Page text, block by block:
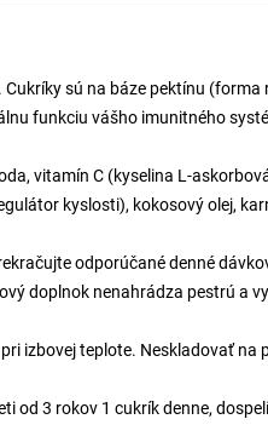
sú na báze pektínu
funkciu vášho imunitného
vitamín C (kyselina L-
kyslosti), kokosový olej,
odporúčané denné
doplnok nenahrádza pestrú a
izbovej teplote. Neskladovať na
od 3 rokov 1 cukrík denne,